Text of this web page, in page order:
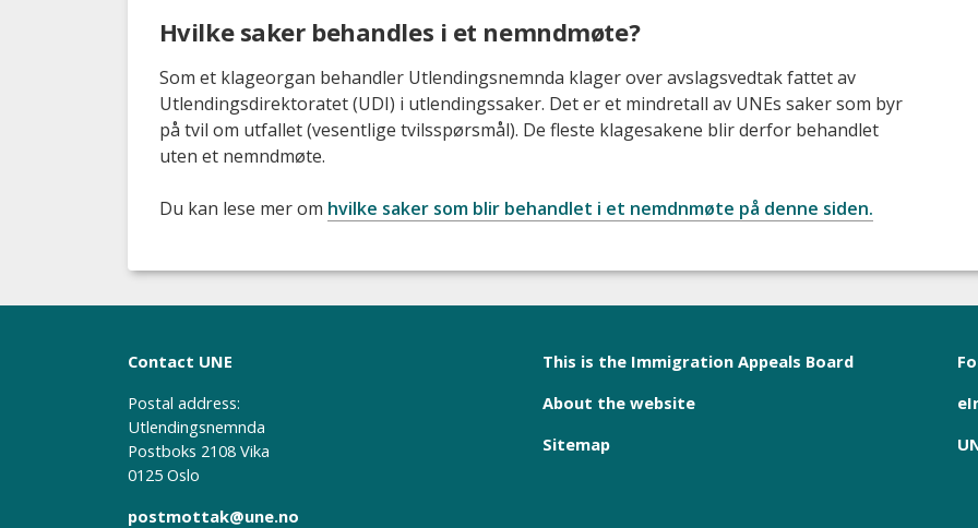
Hvilke saker behandles i et nemndmøte?
Som et klageorgan behandler Utlendingsnemnda klager over avslagsvedtak fattet av
Utlendingsdirektoratet (UDI) i utlendingssaker. Det er et mindretall av UNEs saker som byr
på tvil om utfallet (vesentlige tvilsspørsmål). De fleste klagesakene blir derfor behandlet
uten et nemndmøte.
Du kan lese mer om hvilke saker som blir behandlet i et nemdnmøte på denne siden.
Contact UNE
Postal address:
Utlendingsnemnda
Postboks 2108 Vika
0125 Oslo
postmottak@une.no
This is the Immigration Appeals Board
About the website
Sitemap